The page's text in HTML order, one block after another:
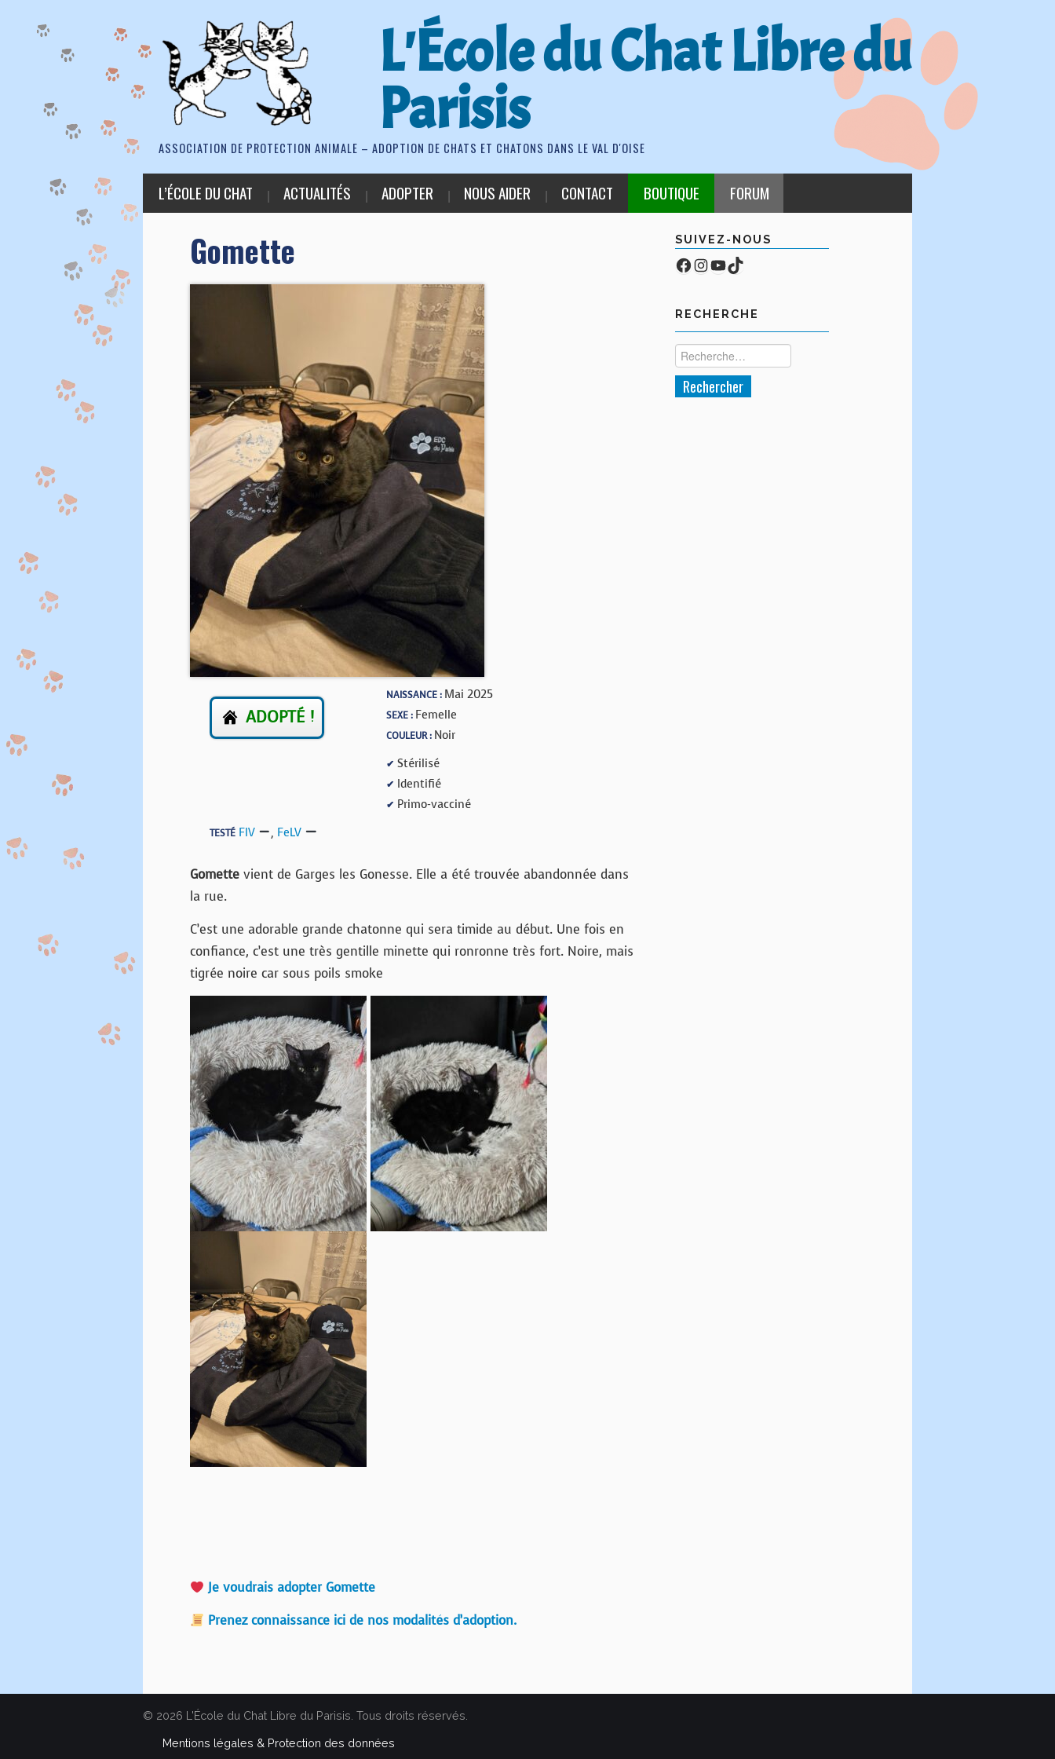
L'École du Chat Libre du
Parisis
ASSOCIATION DE PROTECTION ANIMALE – ADOPTION DE CHATS ET CHATONS DANS LE VAL D'OISE
L’ÉCOLE DU CHAT ACTUALITÉS ADOPTER NOUS AIDER CONTACT BOUTIQUE FORUM
Gomette
ADOPTÉ !
NAISSANCE : Mai 2025
SEXE : Femelle
COULEUR : Noir
✔ Stérilisé
✔ Identifié
✔ Primo-vacciné
TESTÉ FIV , FeLV
Gomette vient de Garges les Gonesse. Elle a été trouvée abandonnée dans
la rue.
C’est une adorable grande chatonne qui sera timide au début. Une fois en
confiance, c’est une très gentille minette qui ronronne très fort. Noire, mais
tigrée noire car sous poils smoke
Je voudrais adopter Gomette
Prenez connaissance ici de nos modalités d’adoption.
SUIVEZ-NOUS
Facebook
Compte Instagram
YouTube
TikTok
RECHERCHE
© 2026 L'École du Chat Libre du Parisis. Tous droits réservés.
Mentions légales & Protection des données